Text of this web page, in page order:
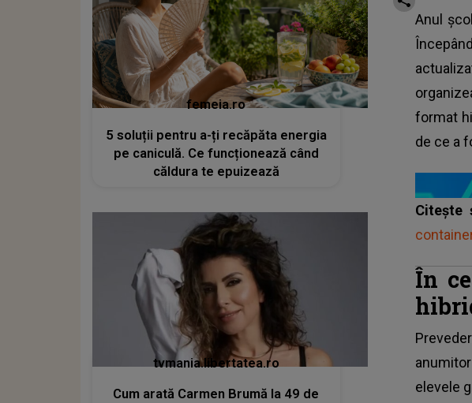
Anul
format
de ce a
Citește
În
elevele
femeia.ro
5 soluții pentru a-ți recăpăta energia
pe caniculă. Ce funcționează când
căldura te epuizează
tvmania.libertatea.ro
Cum arată Carmen Brumă la 49 de